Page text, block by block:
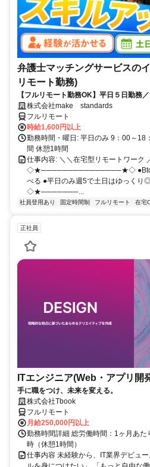
弁護士マッチングサービスの
リモート勤務)
【フルリモート勤務OK】平日５日勤務
ルが身につく営業職
株式会社make standards
フルリモート
時給1,600円以上
勤務時間・曜日: 平日のみ 9：00～18
間 休憩1時間
仕事内容: ＼＼在宅型リモートワーク
◇★───────────────★◇ ●BtoB
べる ●平日のみ週5で土日はゆっくり
◇★───────...
社員登用あり 固定時間制 フルリモート 在宅
正社員
ITエンジニア(Web・アプリ開
手に職をつけ、未来を変える。
株式会社Tbook
フルリモート
月給250,000円以上
勤務時間詳細 総労働時間：1ヶ月あ
時（休憩1時間）
仕事内容 未経験から、IT業界デビュ